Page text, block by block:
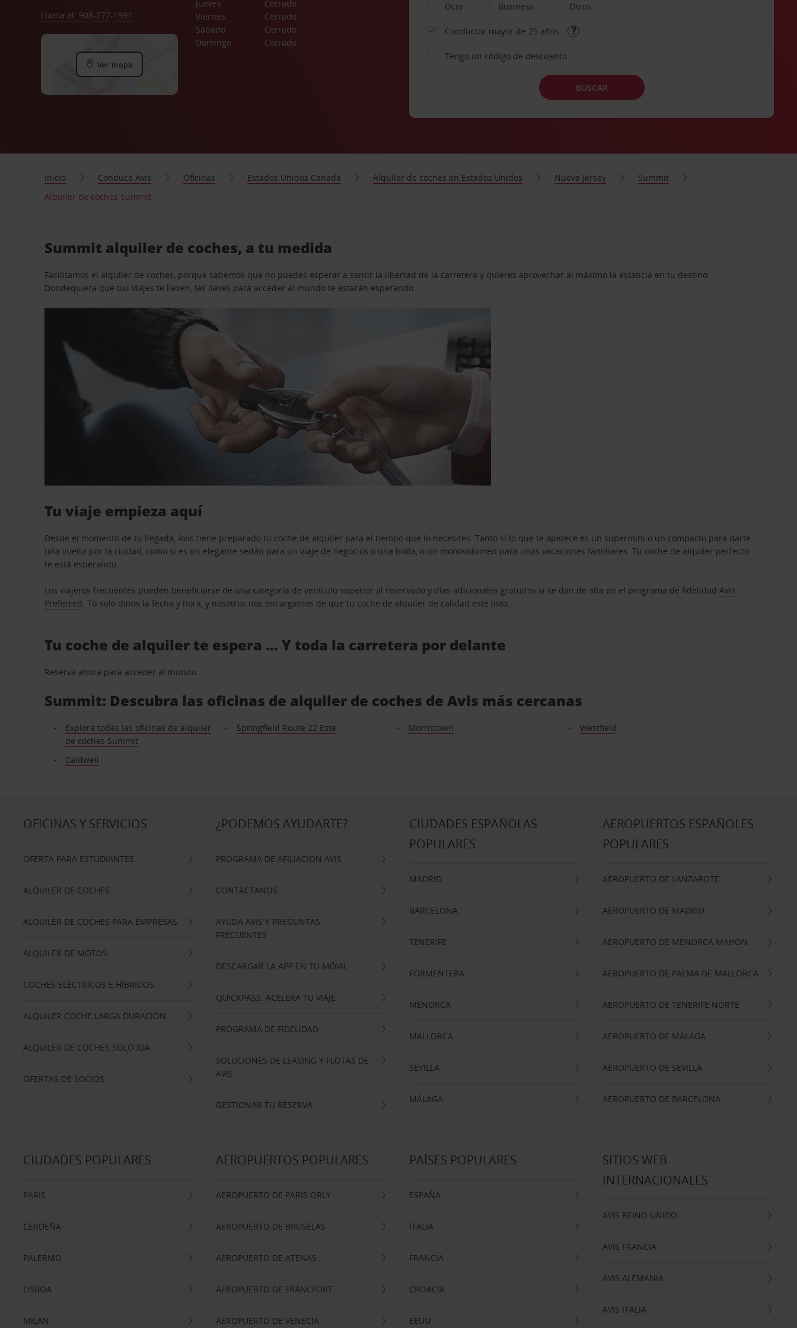
Llama al: 908-277-1991
Ver mapa
Jueves
Cerrado
Viernes
Cerrado
Sábado
Cerrado
Domingo
Cerrado
Ocio
Business Otros
Conductor mayor de 25 años
Tengo un código de descuento
BUSCAR
Inicio Conduce Avis Oficinas Estados Unidos Canadá Alquiler de coches en Estados Unidos Nueva Jersey
Summit
Alquiler de coches Summit
Summit alquiler de coches, a tu medida
Facilitamos el alquiler de coches, porque sabemos que no puedes esperar a sentir la libertad de la carretera y quieres aprovechar al máximo la estancia en tu destino.
Dondequiera que tus viajes te lleven, las llaves para acceder al mundo te estarán esperando.
Tu viaje empieza aquí
Desde el momento de tu llegada, Avis tiene preparado tu coche de alquiler para el tiempo que lo necesites. Tanto si lo que te apetece es un supermini o un compacto para darte
una vuelta por la ciudad, como si es un elegante sedán para un viaje de negocios o una boda, o un monovolumen para unas vacaciones familiares. Tu coche de alquiler perfecto
te está esperando.
Los viajeros frecuentes pueden beneficiarse de una categoría de vehículo superior al reservado y días adicionales gratuitos si se dan de alta en el programa de fidelidadAvis
Preferred. Tú solo dinos la fecha y hora, y nosotros nos encargamos de que tu coche de alquiler de calidad esté listo.
Tu coche de alquiler te espera … Y toda la carretera por delante
Reserva ahora para acceder al mundo.
Summit: Descubra las oficinas de alquiler de coches de Avis más cercanas
Explora todas las oficinas de alquiler
de coches Summit
Springfield Route 22 Este Morristown Westfield
Caldwell
OFICINAS Y SERVICIOS
OFERTA PARA ESTUDIANTES
ALQUILER DE COCHES
ALQUILER DE COCHES PARA EMPRESAS
ALQUILER DE MOTOS
COCHES ELÉCTRICOS E HÍBRIDOS
ALQUILER COCHE LARGA DURACIÓN
ALQUILER DE COCHES SOLO IDA
OFERTAS DE SOCIOS
¿PODEMOS AYUDARTE?
PROGRAMA DE AFILIACIÓN AVIS
CONTÁCTANOS
AYUDA AVIS Y PREGUNTAS
FRECUENTES
DESCARGAR LA APP EN TU MÓVIL
QUICKPASS: ACELERA TU VIAJE
PROGRAMA DE FIDELIDAD
SOLUCIONES DE LEASING Y FLOTAS DE
AVIS
GESTIONAR TU RESERVA
CIUDADES ESPAÑOLAS
POPULARES
MADRID
BARCELONA
TENERIFE
FORMENTERA
MENORCA
MALLORCA
SEVILLA
MÁLAGA
AEROPUERTOS ESPAÑOLES
POPULARES
AEROPUERTO DE LANZAROTE
AEROPUERTO DE MADRID
AEROPUERTO DE MENORCA MAHON
AEROPUERTO DE PALMA DE MALLORCA
AEROPUERTO DE TENERIFE NORTE
AEROPUERTO DE MÁLAGA
AEROPUERTO DE SEVILLA
AEROPUERTO DE BARCELONA
CIUDADES POPULARES
PARÍS
CERDEÑA
PALERMO
LISBOA
MILAN
AEROPUERTOS POPULARES
AEROPUERTO DE PARÍS ORLY
AEROPUERTO DE BRUSELAS
AEROPUERTO DE ATENAS
AEROPUERTO DE FRÁNCFORT
AEROPUERTO DE VENECIA
PAÍSES POPULARES
ESPAÑA
ITALIA
FRANCIA
CROACIA
EEUU
SITIOS WEB
INTERNACIONALES
AVIS REINO UNIDO
AVIS FRANCIA
AVIS ALEMANIA
AVIS ITALIA